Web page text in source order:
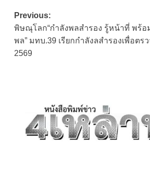
Post
navigation
Previous:
พิษณุโลก“กำลังพลสำรอง รู้หน้าที่ พร้อ
พล” มทบ.39 เรียกกำลังลสำรองเพื่อตร
2569